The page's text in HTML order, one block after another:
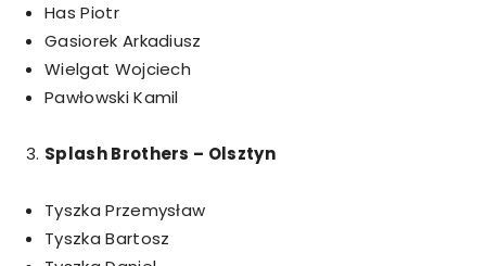
Has Piotr
Gasiorek Arkadiusz
Wielgat Wojciech
Pawłowski Kamil
Splash Brothers – Olsztyn
Tyszka Przemysław
Tyszka Bartosz